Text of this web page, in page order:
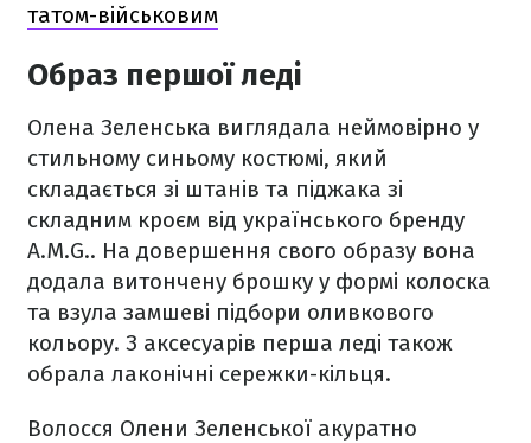
татом-військовим
Образ першої леді
Олена Зеленська виглядала неймовірно у
стильному синьому костюмі, який
складається зі штанів та піджака зі
складним кроєм від українського бренду
A.M.G.. На довершення свого образу вона
додала витончену брошку у формі колоска
та взула замшеві підбори оливкового
кольору. З аксесуарів перша леді також
обрала лаконічні сережки-кільця.
Волосся Олени Зеленської акуратно